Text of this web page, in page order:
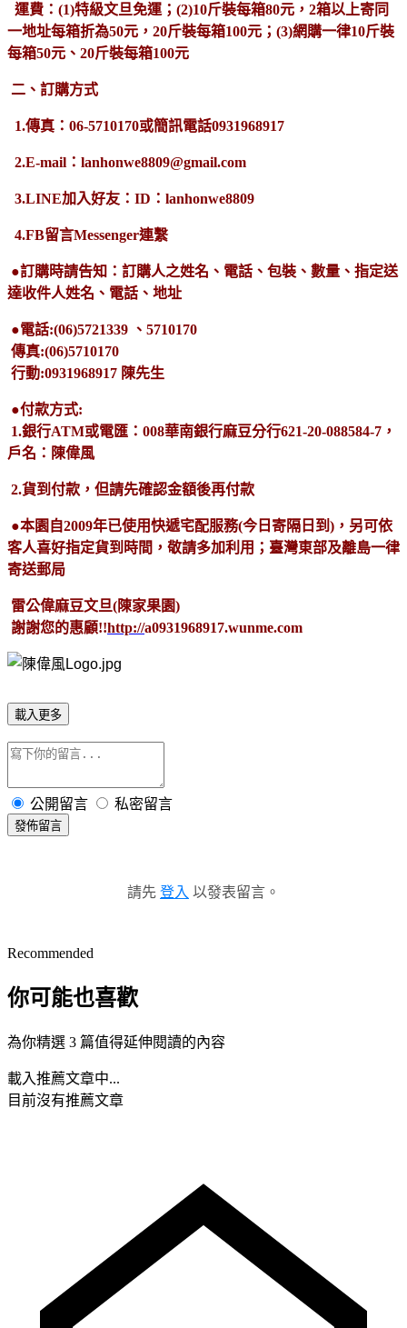
運費：(1)特級文旦免運；(2)10斤裝每箱80元，2箱以上寄同
一地址每箱折為50元，20斤裝每箱100元；(3)網購一律10斤裝
每箱50元、20斤裝每箱100元
二、訂購方式
1.傳真：06-5710170或簡訊電話0931968917
2.E-mail：lanhonwe8809@gmail.com
3.LINE加入好友：ID：lanhonwe8809
4.FB留言Messenger連繫
●訂購時請告知：訂購人之姓名、電話、包裝、數量、指定送
達收件人姓名、電話、地址
●電話:(06)5721339 、5710170
傳真:(06)5710170
行動:0931968917 陳先生
●付款方式:
1.銀行ATM或電匯：008華南銀行麻豆分行621-20-088584-7，
戶名：陳偉風
2.貨到付款，但請先確認金額後再付款
●本園自2009年已使用快遞宅配服務(今日寄隔日到)，另可依
客人喜好指定貨到時間，敬請多加利用；臺灣東部及離島一律
寄送郵局
雷公偉麻豆文旦(陳家果園)
謝謝您的惠顧!!http://a0931968917.wunme.com
載入更多
公開留言 私密留言
發佈留言
請先 登入 以發表留言。
Recommended
你可能也喜歡
為你精選 3 篇值得延伸閱讀的內容
載入推薦文章中...
目前沒有推薦文章